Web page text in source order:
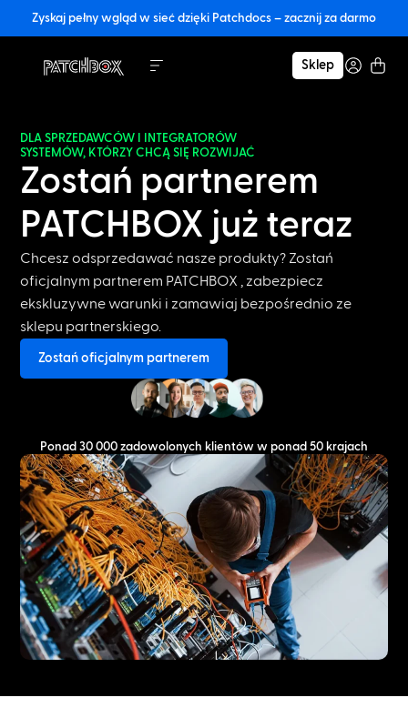
Zyskaj pełny wgląd w sieć dzięki Patchdocs – zacznij za darmo
Sklep
DLA SPRZEDAWCÓW I INTEGRATORÓW
SYSTEMÓW, KTÓRZY CHCĄ SIĘ ROZWIJAĆ
Zostań partnerem
PATCHBOX już teraz
Chcesz odsprzedawać nasze produkty? Zostań
oficjalnym partnerem PATCHBOX , zabezpiecz
ekskluzywne warunki i zamawiaj bezpośrednio ze
sklepu partnerskiego.
Zostań oficjalnym partnerem
Ponad 30 000 zadowolonych klientów w ponad 50 krajach